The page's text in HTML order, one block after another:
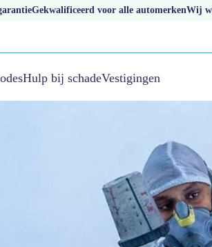
Gekwalificeerd voor alle automerkenWij
Hulp bij schadeVestigingen